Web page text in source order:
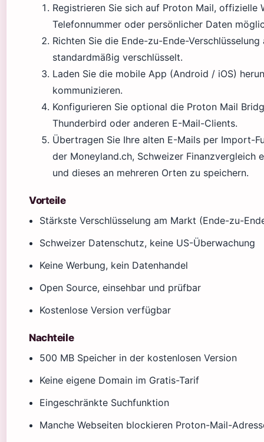
Registrieren Sie sich auf Proton Mail, offizielle
Telefonnummer oder persönlicher Daten
Richten Sie die Ende-zu-Ende-
standardmäßig verschlüsselt.
Laden Sie die mobile App (Android / iOS)
kommunizieren.
Konfigurieren Sie optional die Proton Mail
Thunderbird oder anderen E-Mail-Clients.
Übertragen Sie Ihre alten E-Mails per Import-
der Moneyland.ch, Schweizer Finanzvergleich
und dieses an mehreren Orten zu speichern.
Vorteile
Stärkste Verschlüsselung am Markt (Ende-zu-
Schweizer Datenschutz, keine US-Überwachung
Keine Werbung, kein Datenhandel
Open Source, einsehbar und prüfbar
Kostenlose Version verfügbar
Nachteile
500 MB Speicher in der kostenlosen Version
Keine eigene Domain im Gratis-Tarif
Eingeschränkte Suchfunktion
Manche Webseiten blockieren Proton-Mail-